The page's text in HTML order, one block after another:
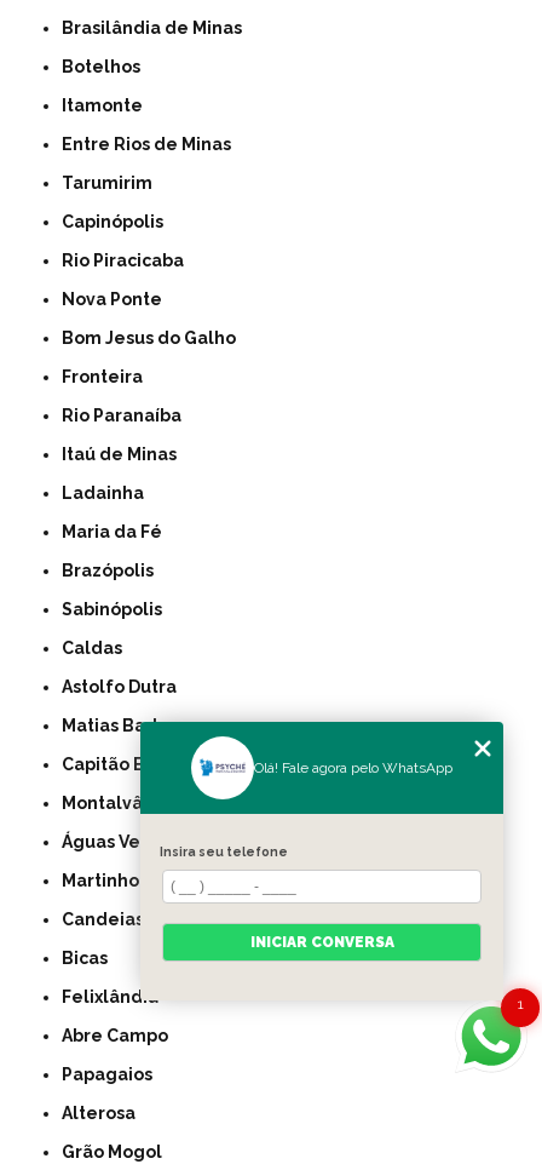
Brasilândia de Minas
Botelhos
Itamonte
Entre Rios de Minas
Tarumirim
Capinópolis
Rio Piracicaba
Nova Ponte
Bom Jesus do Galho
Fronteira
Rio Paranaíba
Itaú de Minas
Ladainha
Maria da Fé
Brazópolis
Sabinópolis
Caldas
Astolfo Dutra
Matias Barbosa
Capitão Enéas
Montalvânia
Águas Vermelhas
Martinho Campos
Candeias
Bicas
Felixlândia
Abre Campo
Papagaios
Alterosa
Grão Mogol
1
Olá! Fale agora pelo WhatsApp
Insira seu telefone
INICIAR CONVERSA